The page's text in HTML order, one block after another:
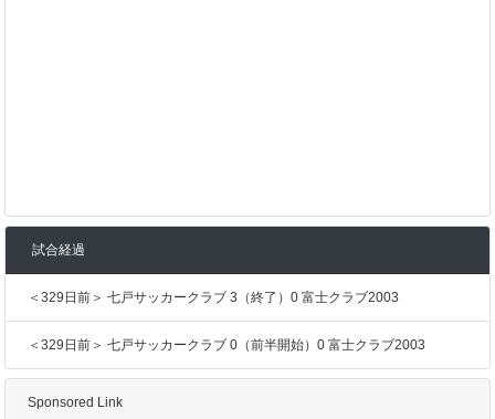
試合経過
＜329日前＞ 七戸サッカークラブ 3（終了）0 富士クラブ2003
＜329日前＞ 七戸サッカークラブ 0（前半開始）0 富士クラブ2003
Sponsored Link